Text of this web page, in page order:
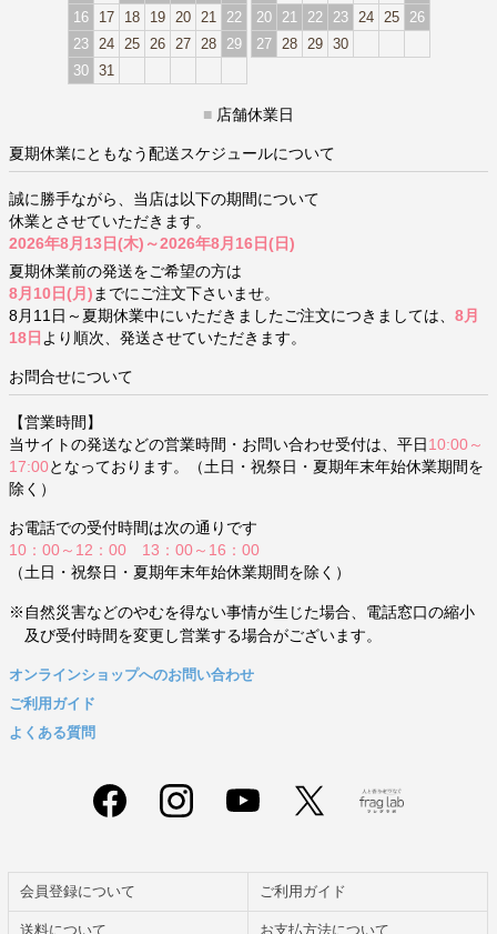
16
17 18 19 20 21
22
23
24 25 26 27 28
29
30 31
20
21 22 23 24 25
26
27
28 29 30
■ 店舗休業日
夏期休業にともなう配送スケジュールについて
誠に勝手ながら、当店は以下の期間について
休業とさせていただきます。
2026年8月13日(木)～2026年8月16日(日)
夏期休業前の発送をご希望の方は
8月10日(月) までにご注文下さいませ。
8月11日～夏期休業中にいただきましたご注文につきましては、 8月
18日 より順次、発送させていただきます。
お問合せについて
【営業時間】
当サイトの発送などの営業時間・お問い合わせ受付は、平日 10:00～
17:00となっております。（土日・祝祭日・夏期年末年始休業期間を
除く）
お電話での受付時間は次の通りです
10：00～12：00 13：00～16：00
（土日・祝祭日・夏期年末年始休業期間を除く）
※自然災害などのやむを得ない事情が生じた場合、電話窓口の縮小
及び受付時間を変更し営業する場合がございます。
オンラインショップへのお問い合わせ
ご利用ガイド
よくある質問
会員登録について ご利用ガイド
送料について お支払方法について